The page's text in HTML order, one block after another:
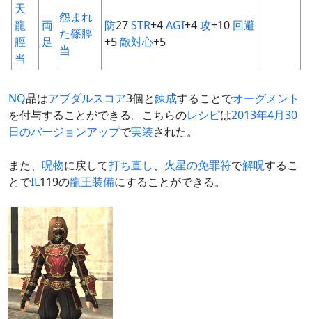
天
龍
脛
当
両
足
怨まれ
た篠脛
当
防27STR+4AGI+4攻+10 回避
+5敵対心+5
NQ品はアブダルスコア3個と錬成することでオーグメント
を付与することができる。こちらのレシピは2013年4月30
日のバージョンアップで実装された。
また、 呪物に戻して打ち直し、 火星の免罪符で解呪するこ
とでIL119の龍王装備にすることができる。